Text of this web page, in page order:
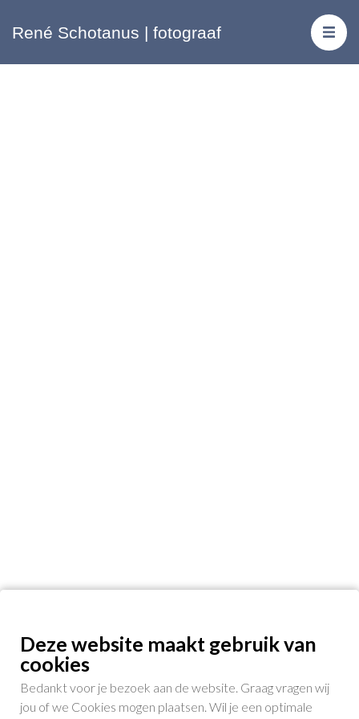
René Schotanus | fotograaf
Deze website maakt gebruik van
cookies
Bedankt voor je bezoek aan de website. Graag vragen wij
jou of we Cookies mogen plaatsen. Wil je een optimale